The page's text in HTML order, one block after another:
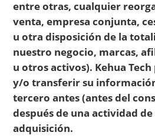
entre otras, cualquier
venta, empresa conjunta,
u otra disposición de la
nuestro negocio, marcas,
u otros activos). Kehua
y/o transferir su
tercero antes (antes del
después de una actividad
adquisición.